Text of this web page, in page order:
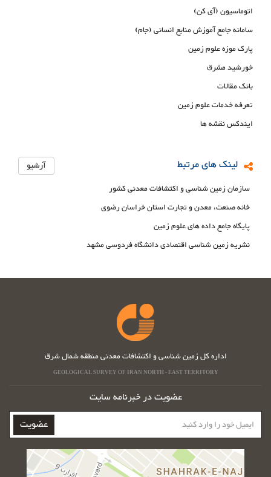
اتوماسیون (آی کن)
سامانه جامع آموزش منابع انسانی (جام)
پارک موزه علوم زمین
خورشید مشرق
بانک مقالات
تعرفه خدمات علوم زمین
ایندکس نقشه ها
لینک های مرتبط آرشیو
سازمان زمین شناسی و اکتشافات معدنی کشور
خانه صنعت، معدن و تجارت استان خراسان رضوی
پایگاه جامع داده های علوم زمین
نشریه زمین شناسی اقتصادی دانشگاه فردوسی مشهد
اداره کل زمین شناسی و اکتشافات معدنی منطقه شمال شرق
GEOLOGICAL SURVEY OF IRAN NORTH - EAST TERRITORY
عضویت در خبرنامه سایت
ایمیل
خود
را
عضویت